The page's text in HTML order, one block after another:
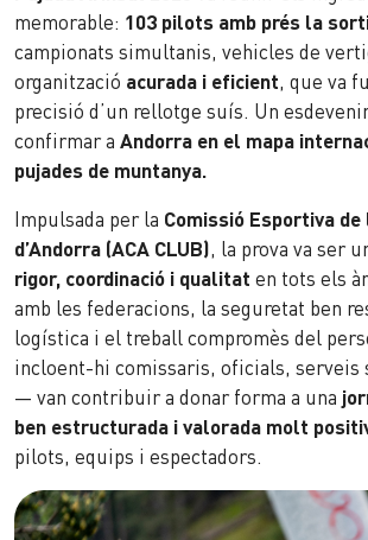
memorable: 103 pilots amb prés la
campionats simultanis, vehicles de
organització acurada i eficient, que va
precisió d’un rellotge suís. Un
confirmar a Andorra en el mapa
pujades de muntanya.
Impulsada per la Comissió Esportiva de
d’Andorra (ACA CLUB), la prova va ser
rigor, coordinació i qualitat en tots els
amb les federacions, la seguretat ben
logística i el treball compromès del
incloent-hi comissaris, oficials, serveis
— van contribuir a donar forma a una
ben estructurada i valorada molt
pilots, equips i espectadors.